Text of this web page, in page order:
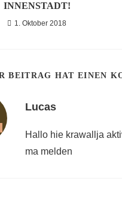
INNENSTADT!
1. Oktober 2018
BEITRAG HAT EINEN
Lucas
Hallo hie krawallja
ma melden